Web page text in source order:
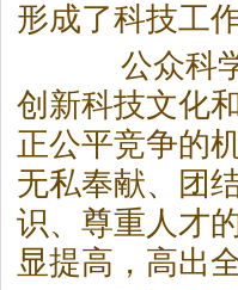
形成了科技工
公众科学
创新科技文化
正公平竞争的
无私奉献、团
识、尊重人才
显提高，高出